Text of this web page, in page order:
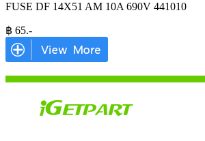
FUSE DF 14X51 AM 10A 690V 441010
฿ 65.-